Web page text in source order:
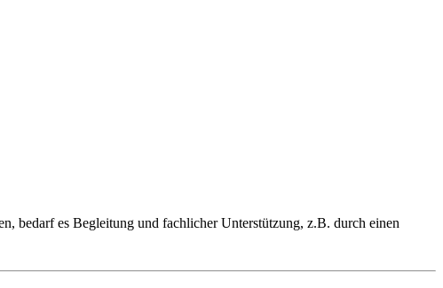
bedarf es Begleitung und fachlicher Unterstützung, z.B. durch einen